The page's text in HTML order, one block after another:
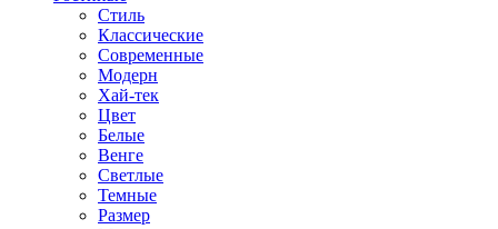
Стиль
Классические
Современные
Модерн
Хай-тек
Цвет
Белые
Венге
Светлые
Темные
Размер